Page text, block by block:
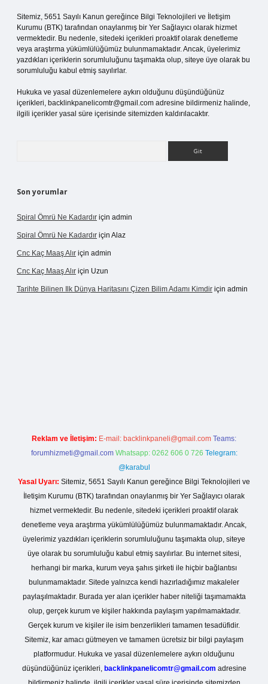
Sitemiz, 5651 Sayılı Kanun gereğince Bilgi Teknolojileri ve İletişim
Kurumu (BTK) tarafından onaylanmış bir Yer Sağlayıcı olarak hizmet
vermektedir. Bu nedenle, sitedeki içerikleri proaktif olarak denetleme
veya araştırma yükümlülüğümüz bulunmamaktadır. Ancak, üyelerimiz
yazdıkları içeriklerin sorumluluğunu taşımakta olup, siteye üye olarak bu
sorumluluğu kabul etmiş sayılırlar.
Hukuka ve yasal düzenlemelere aykırı olduğunu düşündüğünüz
içerikleri, backlinkpanelicomtr@gmail.com adresine bildirmeniz halinde,
ilgili içerikler yasal süre içerisinde sitemizden kaldırılacaktır.
Son yorumlar
Spiral Ömrü Ne Kadardır için admin
Spiral Ömrü Ne Kadardır için Alaz
Cnc Kaç Maaş Alır için admin
Cnc Kaç Maaş Alır için Uzun
Tarihte Bilinen Ilk Dünya Haritasını Çizen Bilim Adamı Kimdir için admin
Reklam ve İletişim: E-mail: backlinkpaneli@gmail.com Teams:
forumhizmeti@gmail.com Whatsapp: 0262 606 0 726 Telegram:
@karabul
Yasal Uyarı: Sitemiz, 5651 Sayılı Kanun gereğince Bilgi Teknolojileri ve
İletişim Kurumu (BTK) tarafından onaylanmış bir Yer Sağlayıcı olarak
hizmet vermektedir. Bu nedenle, sitedeki içerikleri proaktif olarak
denetleme veya araştırma yükümlülüğümüz bulunmamaktadır. Ancak,
üyelerimiz yazdıkları içeriklerin sorumluluğunu taşımakta olup, siteye
üye olarak bu sorumluluğu kabul etmiş sayılırlar. Bu internet sitesi,
herhangi bir marka, kurum veya şahıs şirketi ile hiçbir bağlantısı
bulunmamaktadır. Sitede yalnızca kendi hazırladığımız makaleler
paylaşılmaktadır. Burada yer alan içerikler haber niteliği taşımamakta
olup, gerçek kurum ve kişiler hakkında paylaşım yapılmamaktadır.
Gerçek kurum ve kişiler ile isim benzerlikleri tamamen tesadüfidir.
Sitemiz, kar amacı gütmeyen ve tamamen ücretsiz bir bilgi paylaşım
platformudur. Hukuka ve yasal düzenlemelere aykırı olduğunu
düşündüğünüz içerikleri, backlinkpanelicomtr@gmail.com adresine